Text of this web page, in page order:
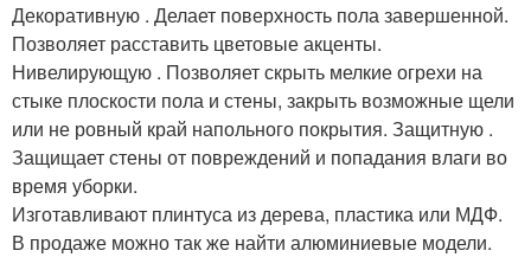
Декоративную . Делает поверхность пола завершенной.
Позволяет расставить цветовые акценты.
Нивелирующую . Позволяет скрыть мелкие огрехи на
стыке плоскости пола и стены, закрыть возможные щели
или не ровный край напольного покрытия. Защитную .
Защищает стены от повреждений и попадания влаги во
время уборки.
Изготавливают плинтуса из дерева, пластика или МДФ.
В продаже можно так же найти алюминиевые модели.